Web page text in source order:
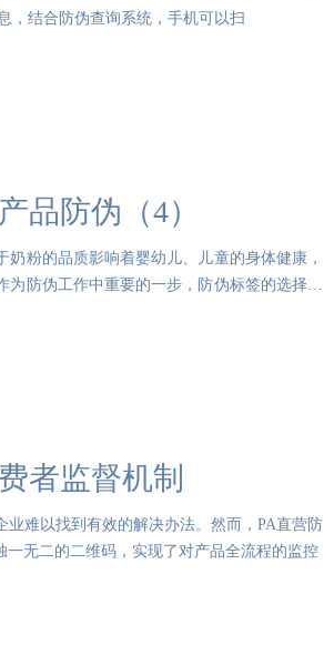
，结合防伪查询系统，手机可以扫
品防伪（4）
粉的品质影响着婴幼儿、儿童的身体健康，
为防伪工作中重要的一步，防伪标签的选择也
者监督机制
难以找到有效的解决办法。然而，PA直营防
无二的二维码，实现了对产品全流程的监控